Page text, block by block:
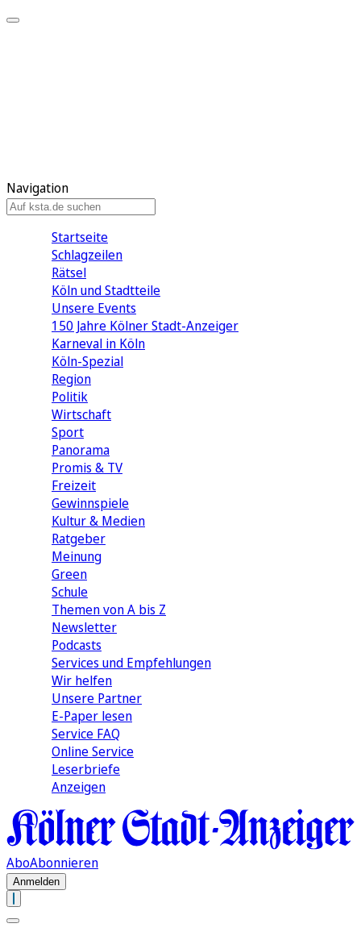
Navigation
Startseite
Schlagzeilen
Rätsel
Köln und Stadtteile
Unsere Events
150 Jahre Kölner Stadt-Anzeiger
Karneval in Köln
Köln-Spezial
Region
Politik
Wirtschaft
Sport
Panorama
Promis & TV
Freizeit
Gewinnspiele
Kultur & Medien
Ratgeber
Meinung
Green
Schule
Themen von A bis Z
Newsletter
Podcasts
Services und Empfehlungen
Wir helfen
Unsere Partner
E-Paper lesen
Service FAQ
Online Service
Leserbriefe
Anzeigen
AboAbonnieren
Anmelden